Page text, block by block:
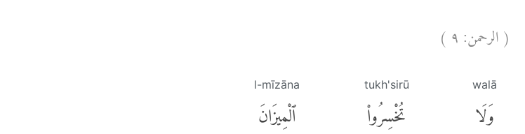
(الرحمن:٩)
walā
وَلَا
tukh'sirū
تُخْسِرُوا۟
l-mīzāna
ٱلْمِيزَانَ